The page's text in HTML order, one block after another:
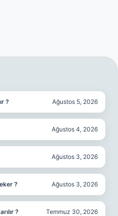
? Ağustos 5, 2026
Ağustos 4, 2026
Ağustos 3, 2026
? Ağustos 3, 2026
? Temmuz 30, 2026